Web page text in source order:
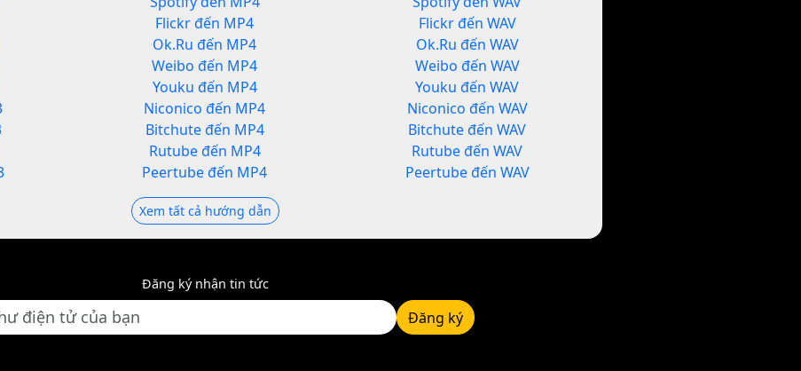
Flickr đến MP4
Ok.Ru đến MP4
Weibo đến MP4
Youku đến MP4
Niconico đến MP4
Bitchute đến MP4
Rutube đến MP4
Peertube đến MP4
Flickr đến WAV
Ok.Ru đến WAV
Weibo đến WAV
Youku đến WAV
Niconico đến WAV
Bitchute đến WAV
Rutube đến WAV
Peertube đến WAV
Xem tất cả hướng dẫn
Đăng ký nhận tin tức
Đăng ký